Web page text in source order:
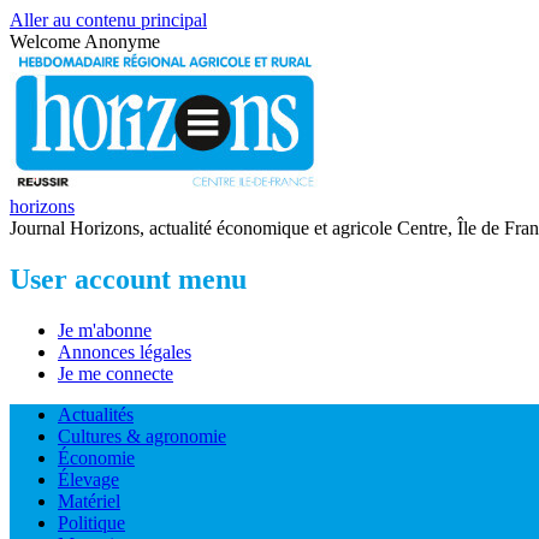
Aller au contenu principal
Welcome Anonyme
horizons
Journal Horizons, actualité économique et agricole Centre, Île de
User account menu
Je m'abonne
Annonces légales
Je me connecte
Actualités
Cultures & agronomie
Économie
Élevage
Matériel
Politique